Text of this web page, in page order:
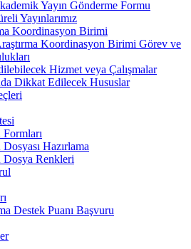
Yayın Gönderme Formu
Yayınlarımız
Koordinasyon Birimi
Koordinasyon Birimi Görev ve
Hizmet veya Çalışmalar
Dikkat Edilecek Hususlar
Hazırlama
Dosya Renkleri
Destek Puanı Başvuru